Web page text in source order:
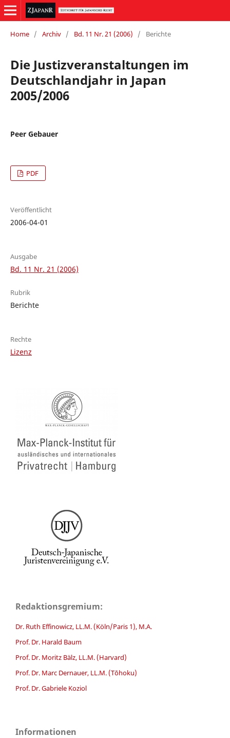
Home / Archiv / Bd. 11 Nr. 21 (2006) / Berichte
Die Justizveranstaltungen im
Deutschlandjahr in Japan
2005/2006
Peer Gebauer
PDF
Veröffentlicht
2006-04-01
Ausgabe
Bd. 11 Nr. 21 (2006)
Rubrik
Berichte
Rechte
Lizenz
Redaktionsgremium:
Dr. Ruth Effinowicz, LL.M. (Köln/Paris 1), M.A.
Prof. Dr. Harald Baum
Prof. Dr. Moritz Bälz, LL.M. (Harvard)
Prof. Dr. Marc Dernauer, LL.M. (Tōhoku)
Prof. Dr. Gabriele Koziol
Informationen